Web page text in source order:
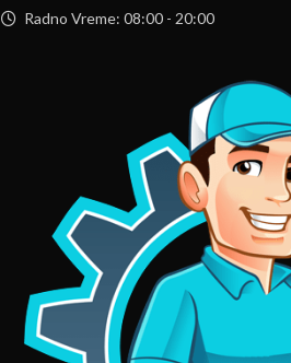
Radno Vreme: 08:00 - 20:00